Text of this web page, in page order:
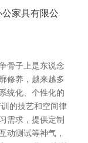
家具有限公
骨子上是东说念
修养，越来越多
统化、个性化的
的技艺和空间律
需求，提供定制
动测试等神气，